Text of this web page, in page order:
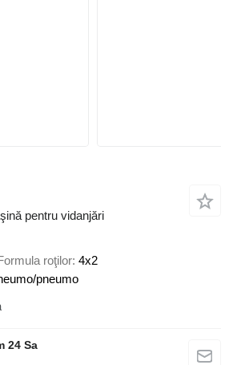
pentru vidanjări
roţilor 4x2
pneumo
24 Sa